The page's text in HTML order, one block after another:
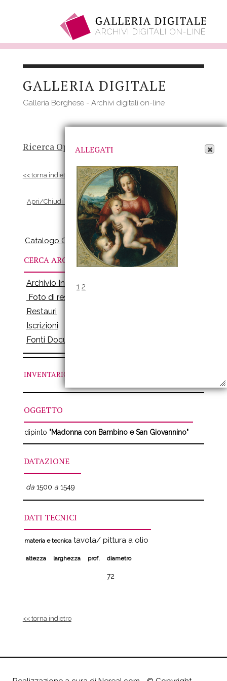
contenutoGALLERIA DIGITALE
Galleria Borghese - Archivi digitali on-line
Ricerca Opere-Risultato
<< torna indietro
Apri/Chiudi scheda Allegati
Catalogo Online
CERCA ARCHIVI
Archivio Inventari
Foto di restauro
Restauri
Iscrizioni
Fonti Documenti
INVENTARIO
OGGETTO
dipinto "Madonna con Bambino e San Giovannino"
DATAZIONE
da1500 a1549
DATI TECNICI
materia e tecnicatavola/ pittura a olio
altezza larghezza prof. diametro
72
<< torna indietro
ALLEGATI
1 2